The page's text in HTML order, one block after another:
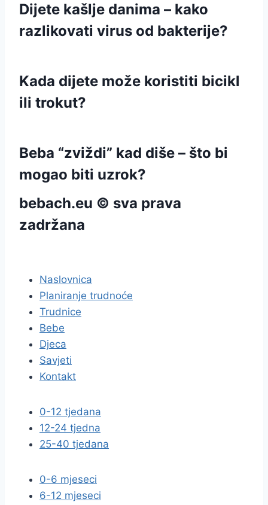
Dijete kašlje danima – kako
razlikovati virus od bakterije?
Kada dijete može koristiti bicikl
ili trokut?
Beba “zviždi” kad diše – što bi
mogao biti uzrok?
bebach.eu © sva prava
zadržana
Naslovnica
Planiranje trudnoće
Trudnice
Bebe
Djeca
Savjeti
Kontakt
0-12 tjedana
12-24 tjedna
25-40 tjedana
0-6 mjeseci
6-12 mjeseci